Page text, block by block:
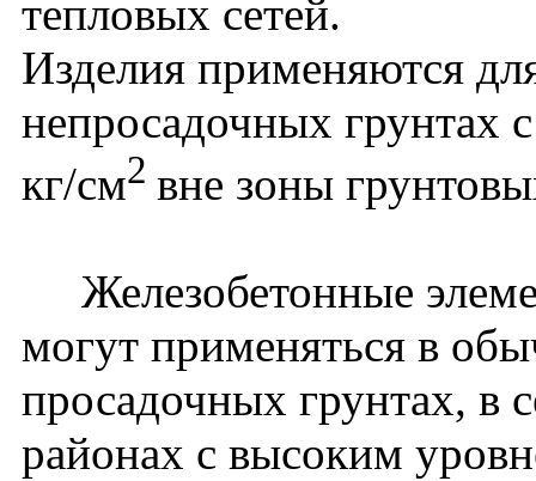
тепловых сетей.
Изделия применяются
непросадочных грунтах
кг/см2 вне зоны
Железобетонные
могут применяться в
просадочных грунтах, в
районах с высоким